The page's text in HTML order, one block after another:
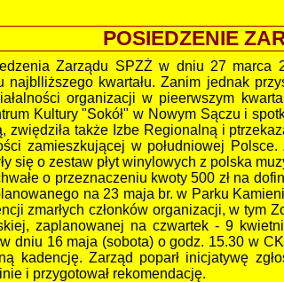
POSIEDZENIE
Zarządu SPZŻ w dniu 27 marca
najblliższego kwartału. Zanim jednak
organizacji w pieerwszym
Kultury "Sokół" w Nowym Sączu i
zwiędziła także Izbe Regionalną i
zamieszkującej w południowej
się o zestaw płyt winylowych z polska
o przeznaczeniu kwoty 500 zł na
na 23 maja br. w Parku
zmarłych członków organizacji, w tym
zaplanowanej na czwartek - 9
dniu 16 maja (sobota) o godz. 15.30 w
kadencję. Zarząd poparł inicjatywę
i przygotował rekomendację.